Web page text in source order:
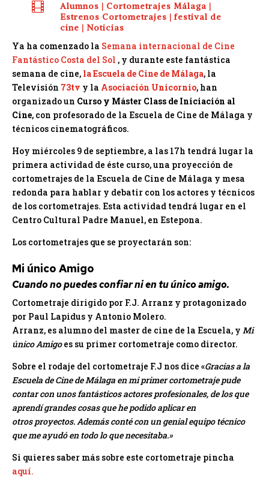
 Alumnos | Cortometrajes Málaga |
Estrenos Cortometrajes | festival de
cine | Noticias
Ya ha comenzado la Semana internacional de Cine
Fantástico Costa del Sol , y durante este fantástica
semana de cine,la Escuela de Cine de Málaga, la
Televisión 73tv y la Asociación Unicornio, han
organizado un Curso y Máster Class de Iniciación al
Cine, con profesorado de la Escuela de Cine de Málaga y
técnicos cinematográficos.
Hoy miércoles 9 de septiembre, a las 17h tendrá lugar la
primera actividad de éste curso, una proyección de
cortometrajes de la Escuela de Cine de Málaga y mesa
redonda para hablar y debatir con los actores y técnicos
de los cortometrajes. Esta actividad tendrá lugar en el
Centro Cultural Padre Manuel, en Estepona.
Los cortometrajes que se proyectarán son:
Mi único Amigo
Cuando no puedes confiar ni en tu único amigo.
Cortometraje dirigido por F.J. Arranz y protagonizado
por Paul Lapidus y Antonio Molero.
Arranz, es alumno del master de cine de la Escuela, y Mi
único Amigoes su primer cortometraje como director.
Sobre el rodaje del cortometraje F.J nos dice «Gracias a la
Escuela de Cine de Málaga en mi primer cortometraje pude
contar con unos fantásticos actores profesionales, de los que
aprendí grandes cosas que he podido aplicar en
otros proyectos. Además conté con un genial equipo técnico
que me ayudó en todo lo que necesitaba.»
Si quieres saber más sobre este cortometraje pincha
aquí.